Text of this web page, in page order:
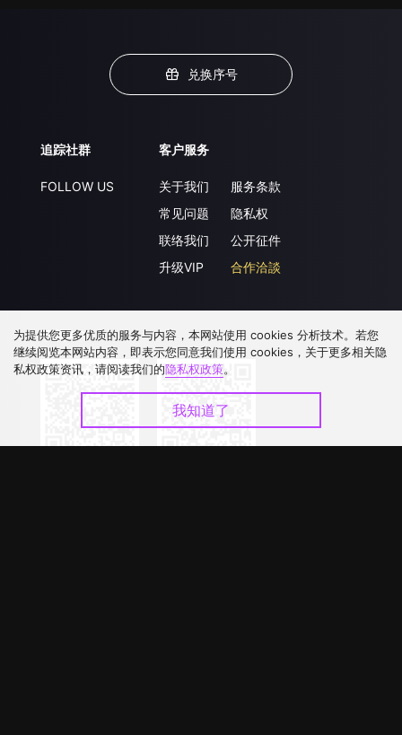
兑换序号
追踪社群
FOLLOW US
客户服务
关于我们
常见问题
联络我们
升级VIP
服务条款
隐私权
公开征件
合作洽談
下载 APP
为提供您更多优质的服务与内容，本网站使用 cookies 分析技术。若您
继续阅览本网站内容，即表示您同意我们使用 cookies，关于更多相关隐
私权政策资讯，请阅读我们的隐私权政策。
我知道了